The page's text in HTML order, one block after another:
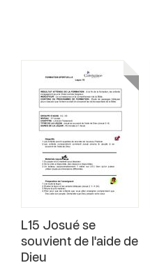
L15 Josué se
souvient de l'aide de
Dieu